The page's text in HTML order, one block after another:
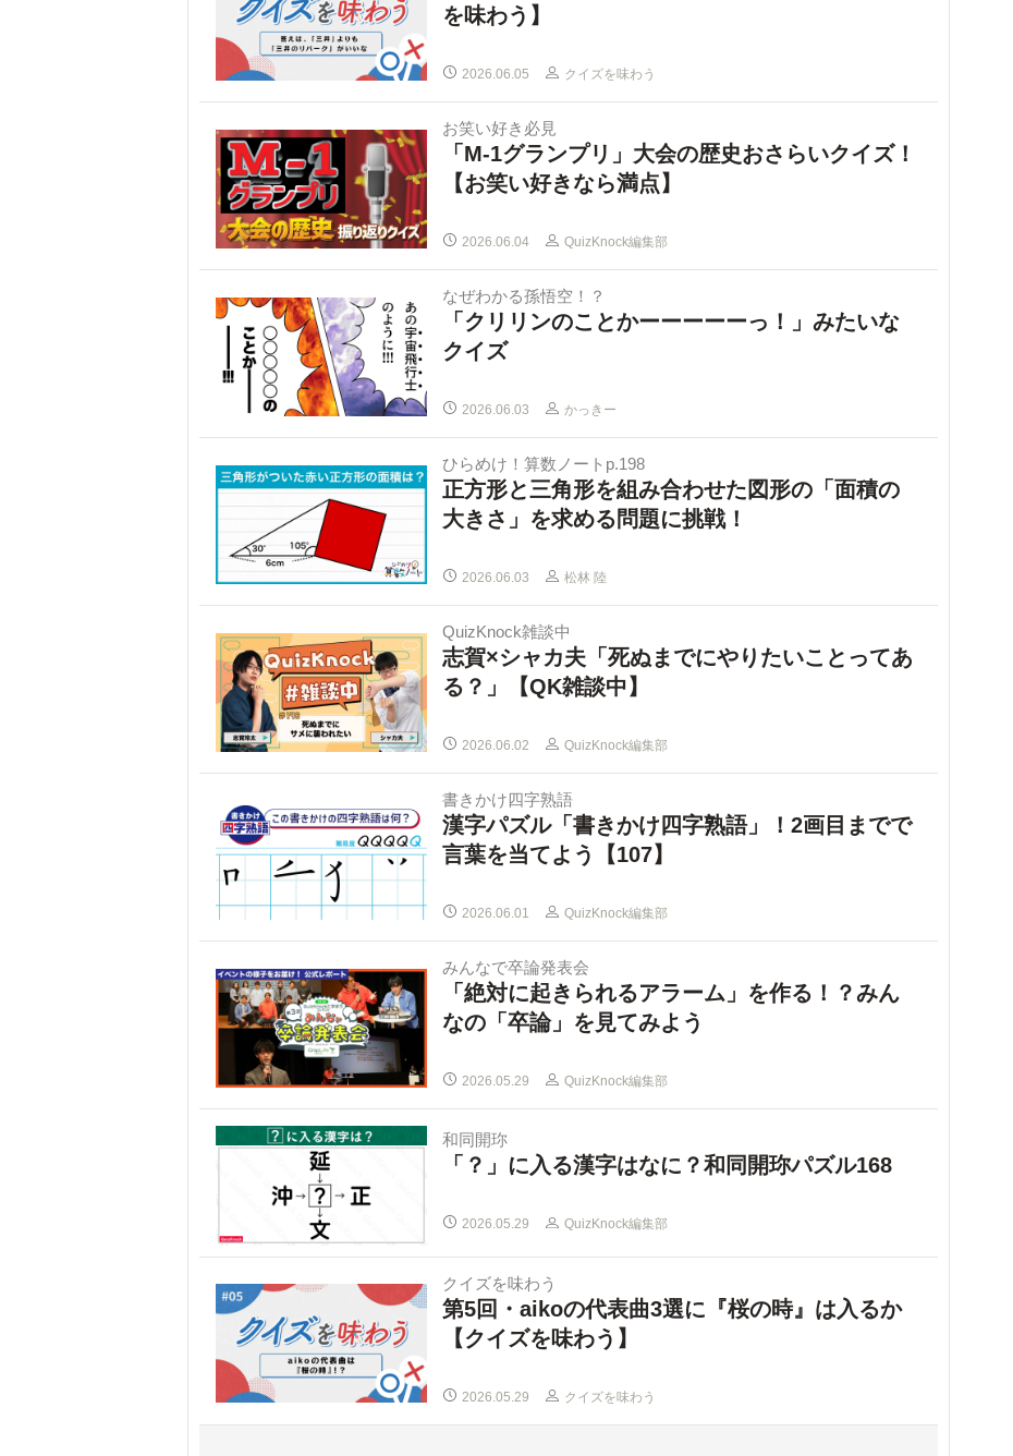
を味わう】
2026.06.05 クイズを味わう
お笑い好き必見
「M-1グランプリ」大会の歴史おさらいクイズ！
【お笑い好きなら満点】
2026.06.04 QuizKnock編集部
なぜわかる孫悟空！？
「クリリンのことかーーーーーっ！」みたいな
クイズ
2026.06.03 かっきー
ひらめけ！算数ノートp.198
正方形と三角形を組み合わせた図形の「面積の
大きさ」を求める問題に挑戦！
2026.06.03 松林 陸
QuizKnock雑談中
志賀×シャカ夫「死ぬまでにやりたいことってあ
る？」【QK雑談中】
2026.06.02 QuizKnock編集部
書きかけ四字熟語
漢字パズル「書きかけ四字熟語」！2画目までで
言葉を当てよう【107】
2026.06.01 QuizKnock編集部
みんなで卒論発表会
「絶対に起きられるアラーム」を作る！？みん
なの「卒論」を見てみよう
2026.05.29 QuizKnock編集部
和同開珎
「？」に入る漢字はなに？和同開珎パズル168
2026.05.29 QuizKnock編集部
クイズを味わう
第5回・aikoの代表曲3選に『桜の時』は入るか
【クイズを味わう】
2026.05.29 クイズを味わう